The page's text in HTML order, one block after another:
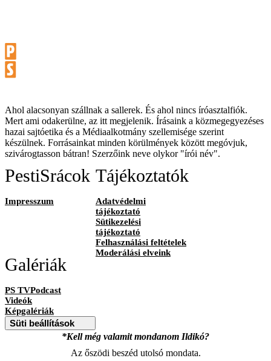
Ahol alacsonyan szállnak a sallerek. És ahol nincs íróasztalfiók.
Mert ami odakerülne, az itt megjelenik. Írásaink a közmegegyezéses
hazai sajtóetika és a Médiaalkotmány szellemisége szerint
készülnek. Forrásainkat minden körülmények között megóvjuk,
szivárogtasson bátran! Szerzőink neve olykor "írói név".
PestiSrácok
Impresszum
Tájékoztatók
Adatvédelmi
tájékoztató
Sütikezelési
tájékoztató
Felhasználási feltételek
Moderálási elveink
Galériák
PS TVPodcast
Videók
Képgalériák
Süti beállítások
*Kell még valamit mondanom Ildikó?
Az őszödi beszéd utolsó mondata.